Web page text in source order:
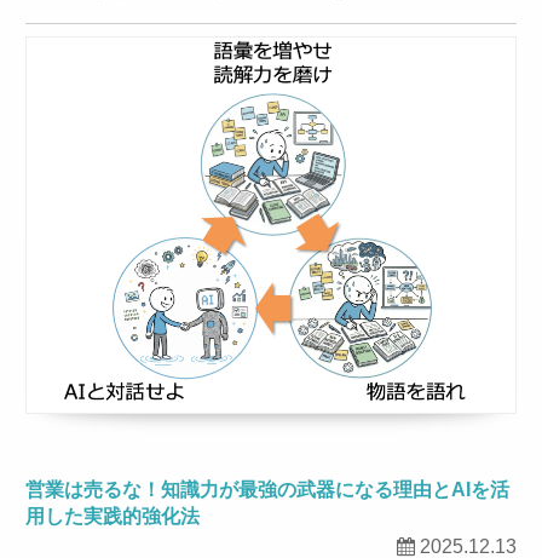
営業は売るな！知識力が最強の武器になる理由とAIを活
用した実践的強化法
2025.12.13